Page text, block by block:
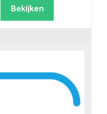
Bekijken